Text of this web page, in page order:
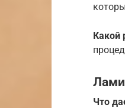
Какой
Что